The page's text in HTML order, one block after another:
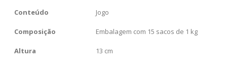
Conteúdo Jogo
Composição Embalagem com 15 sacos de 1 kg
Altura 13 cm